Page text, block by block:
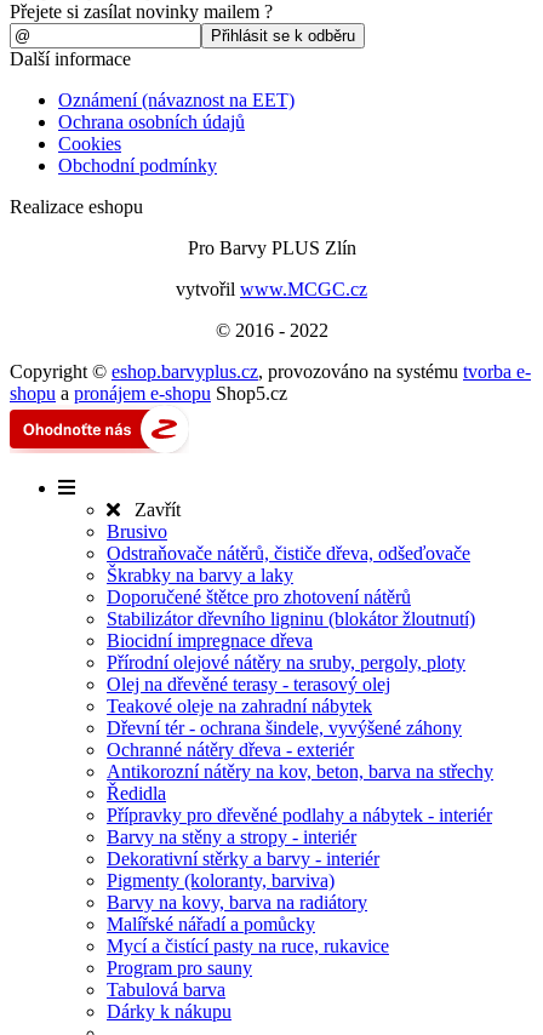
Přejete si zasílat novinky mailem ?
Další informace
Oznámení (návaznost na EET)
Ochrana osobních údajů
Cookies
Obchodní podmínky
Realizace eshopu
Pro Barvy PLUS Zlín
vytvořil www.MCGC.cz
© 2016 - 2022
Copyright © eshop.barvyplus.cz, provozováno na systému tvorba e-
shopu a pronájem e-shopu Shop5.cz
Zavřít
Brusivo
Odstraňovače nátěrů, čističe dřeva, odšeďovače
Škrabky na barvy a laky
Doporučené štětce pro zhotovení nátěrů
Stabilizátor dřevního ligninu (blokátor žloutnutí)
Biocidní impregnace dřeva
Přírodní olejové nátěry na sruby, pergoly, ploty
Olej na dřevěné terasy - terasový olej
Teakové oleje na zahradní nábytek
Dřevní tér - ochrana šindele, vyvýšené záhony
Ochranné nátěry dřeva - exteriér
Antikorozní nátěry na kov, beton, barva na střechy
Ředidla
Přípravky pro dřevěné podlahy a nábytek - interiér
Barvy na stěny a stropy - interiér
Dekorativní stěrky a barvy - interiér
Pigmenty (koloranty, barviva)
Barvy na kovy, barva na radiátory
Malířské nářadí a pomůcky
Mycí a čistící pasty na ruce, rukavice
Program pro sauny
Tabulová barva
Dárky k nákupu